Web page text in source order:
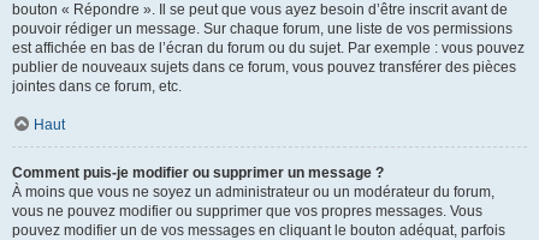
bouton « Répondre ». Il se peut que vous ayez besoin d’être inscrit avant de
pouvoir rédiger un message. Sur chaque forum, une liste de vos permissions
est affichée en bas de l’écran du forum ou du sujet. Par exemple : vous pouvez
publier de nouveaux sujets dans ce forum, vous pouvez transférer des pièces
jointes dans ce forum, etc.
Haut
Comment puis-je modifier ou supprimer un message ?
À moins que vous ne soyez un administrateur ou un modérateur du forum,
vous ne pouvez modifier ou supprimer que vos propres messages. Vous
pouvez modifier un de vos messages en cliquant le bouton adéquat, parfois